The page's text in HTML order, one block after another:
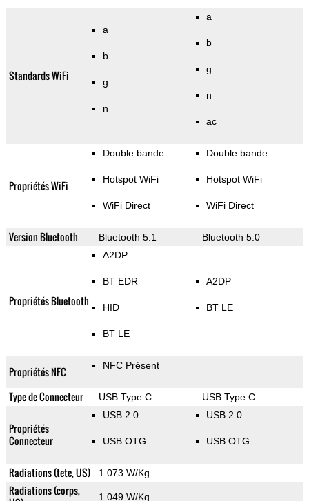
Standards WiFi
a
b
g
n
a
b
g
n
ac
Propriétés WiFi
Double bande
Hotspot WiFi
WiFi Direct
Double bande
Hotspot WiFi
WiFi Direct
Version Bluetooth Bluetooth 5.1 Bluetooth 5.0
Propriétés Bluetooth
A2DP
BT EDR
HID
BT LE
A2DP
BT LE
Propriétés NFC NFC Présent
Type de Connecteur USB Type C USB Type C
Propriétés
Connecteur
USB 2.0
USB OTG
USB 2.0
USB OTG
Radiations (tete, US) 1.073 W/Kg
Radiations (corps,
1.049 W/Kg